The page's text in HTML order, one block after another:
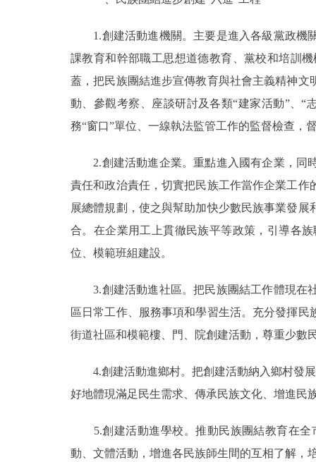
1.創建活動進機關。主要是進入各級黨政機
課教育和幹部職工思想道德教育、黨校和培訓
蓋，把民族團結進步宣傳教育與社會主義精神
動、參觀考察、座談研討及各類“建家活動”、
務“窗口”單位、一線執法監管工作的監督檢查，
2.創建活動進企業。重點進入國有企業，同時
責任和政治責任，切實把民族工作當作企業工
展總體規劃，使之與幫助加快少數民族事業發
合。在企業用工上貫徹民族平等政策，引導各
位、模範班組建設。
3.創建活動進社區。把民族團結工作體現在社
區日常工作、服務事項和學習生活。充分發揮
街道社區和模範樓、門、院創建活動，尊重少數
4.創建活動進鄉村。把創建活動納入鄉村發展
好地體現滿足民生需求、傳承民族文化、增進民
5.創建活動進學校。推動民族團結教育在全
動、文體活動，增進各民族師生間的互相了解，